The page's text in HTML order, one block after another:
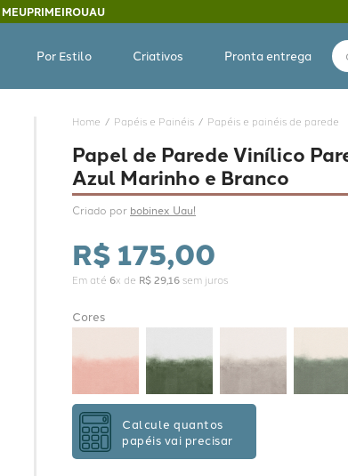
MEUPRIMEIROUAU
Por Estilo Criativos Pronta entrega
O
Papéis e Painéis Papéis e painéis de parede
Papel de Parede Vinílico
Azul Marinho e Branco
Criado por bobinex Uau!
R$175,00
Em até 6x de R$2916sem juros
Cores
Calcule quantos
papéis vai precisar